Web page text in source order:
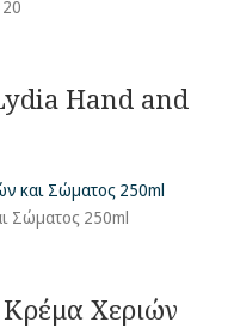
Hand and
Χεριών